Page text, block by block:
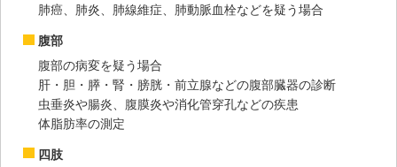
肺癌、肺炎、肺線維症、肺動脈血栓などを疑う場合
腹部
腹部の病変を疑う場合
肝・胆・膵・腎・膀胱・前立腺などの腹部臓器の診断
虫垂炎や腸炎、腹膜炎や消化管穿孔などの疾患
体脂肪率の測定
四肢